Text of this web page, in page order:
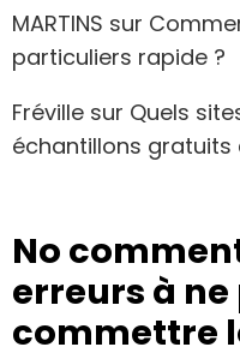
MARTINS sur
particuliers rapide ?
Fréville sur Quels
échantillons gratuits
No
erreurs à ne
commettre